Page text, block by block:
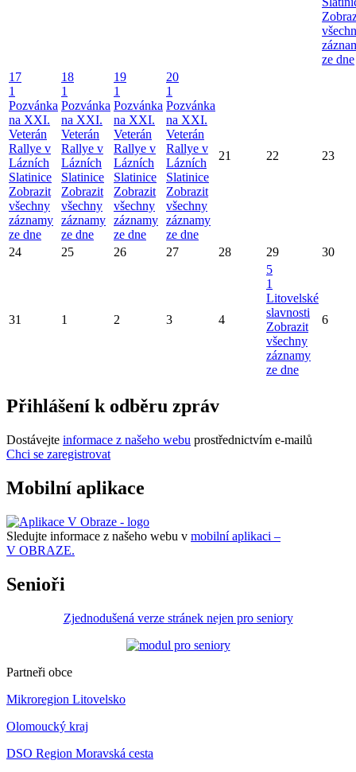
ze dne
17
1
Pozvánka
na XXI.
Veterán
Rallye v
Lázních
Slatinice
Zobrazit
všechny
záznamy
ze dne
18
1
Pozvánka
na XXI.
Veterán
Rallye v
Lázních
Slatinice
Zobrazit
všechny
záznamy
ze dne
19
1
Pozvánka
na XXI.
Veterán
Rallye v
Lázních
Slatinice
Zobrazit
všechny
záznamy
ze dne
20
1
Pozvánka
na XXI.
Veterán
Rallye v
Lázních
Slatinice
Zobrazit
všechny
záznamy
ze dne
21 22 23
24 25 26 27 28 29 30
31 1 2 3 4
5
1
Litovelské
slavnosti
Zobrazit
všechny
záznamy
ze dne
6
Přihlášení k odběru zpráv
Dostávejte informace z našeho webu prostřednictvím e-mailů
Chci se zaregistrovat
Mobilní aplikace
Sledujte informace z našeho webu v mobilní aplikaci –
V OBRAZE.
Senioři
Zjednodušená verze stránek nejen pro seniory
Partneři obce
Mikroregion Litovelsko
Olomoucký kraj
DSO Region Moravská cesta